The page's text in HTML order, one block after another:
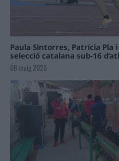
Paula Sintorres, Patrícia Pla
selecció catalana sub-16
08 maig 2026